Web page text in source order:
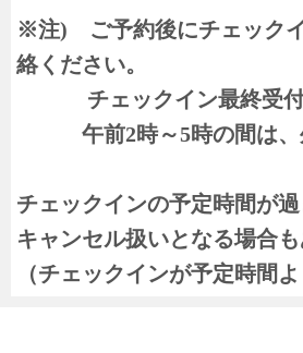
※注) ご予約後にチェック
絡ください。
チェックイン最終受付
午前2時～5時の間は、
チェックインの予定時間が
キャンセル扱いとなる場合
（チェックインが予定時間